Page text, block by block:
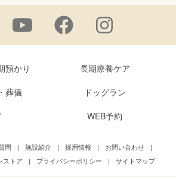
預かり
長期療養ケア
葬儀
ドッグラン
WEB予約
問 | 施設紹介 | 採用情報 | お問い合わせ
|
ストア | プライバシーポリシー | サイトマップ